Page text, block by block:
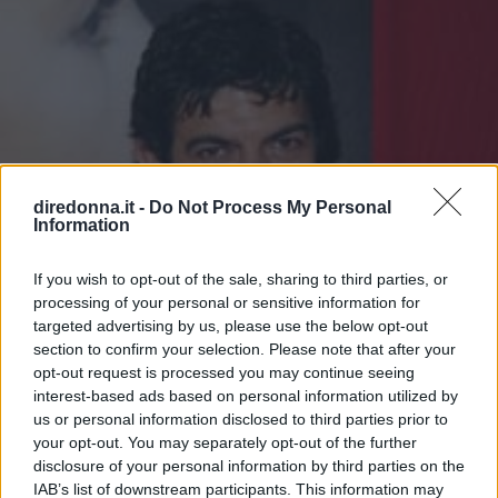
diredonna.it - Do Not Process My Personal
Information
If you wish to opt-out of the sale, sharing to third parties, or
processing of your personal or sensitive information for
targeted advertising by us, please use the below opt-out
section to confirm your selection. Please note that after your
opt-out request is processed you may continue seeing
interest-based ads based on personal information utilized by
us or personal information disclosed to third parties prior to
your opt-out. You may separately opt-out of the further
disclosure of your personal information by third parties on the
IAB’s list of downstream participants. This information may
pervertiti nel fare sesso con la zia, spesso vista quasi come
una maestra di erotismo e di vita, che in molte occasioni
inizia alle pratiche sessuali il nipote inesperto. Il fattore
esperienza sembra sia fondamentale in più di un caso,
infatti dai vari racconti emerge che i ragazzi trovano nella
zia proprio la persona che è in grado di trasmettere
insegnamenti e conoscenza, in campo sessuale ma non
richiesta di aiuto pratico da parte della donna che, in
particolare: È solo un periodo della mia vita, non desidero
sposare mia zia! Sto maturando, mi sta insegnando molto.
La differenza è di 24 anni, non sono pochi. Sono sempre
più convinto che i giovani maschi dovrebbero essere
svezzati sessualmente da donne più mature, noi siamo
ignoranti in materia sentimentale e amorosa rispetto a voi
donne dal senso innato e più che predisposto verso
l'amore, quindi la mia cara zietta la metterò su un
piedistallo come una regina per ciò che mi sta insegnando